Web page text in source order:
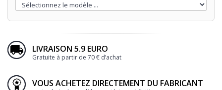
LIVRAISON 5.9 EURO
Gratuite à partir de 70 € d’achat
VOUS ACHETEZ DIRECTEMENT DU FABRICANT